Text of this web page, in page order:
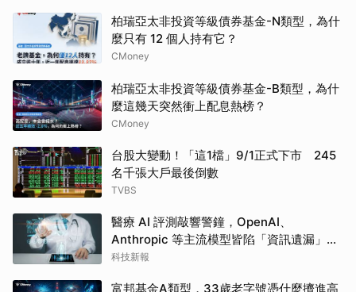
柏瑞亞太非投資等級債券基金-N類型，為什
麼只有 12 個人持有它？
CMoney
柏瑞亞太非投資等級債券基金-B類型，為什
麼這幾天突然衝上配息熱榜？
CMoney
台股大變動！「這1檔」9/1正式下市 245
名千張大戶最後倒數
TVBS
醫療 AI 評測敲響警鐘，OpenAI、
Anthropic 等主流模型皆陷「資訊遺漏」盲
點
科技新報
富邦基金A類型，33歲老字號憑什麼擠進高